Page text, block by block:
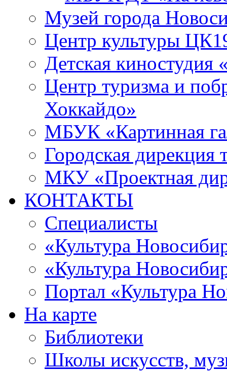
Музей города
Центр культуры
Детская киностудия
Центр туризма и
Хоккайдо»
МБУК «Картинная
Городская дирекция
МКУ «Проектная
КОНТАКТЫ
Специалисты
«Культура
«Культура
Портал «Культура
На карте
Библиотеки
Школы искусств,